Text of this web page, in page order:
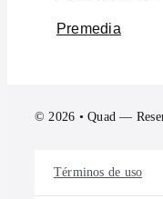
Premedia
© 2026 • Quad —
Términos de uso